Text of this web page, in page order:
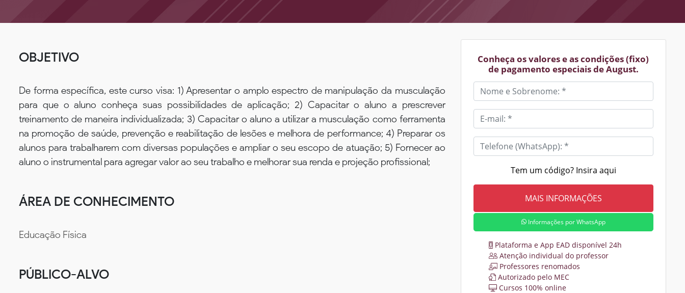
OBJETIVO
De forma específica, este curso visa: 1) Apresentar o amplo espectro de manipulação da musculação
para que o aluno conheça suas possibilidades de aplicação; 2) Capacitar o aluno a prescrever
treinamento de maneira individualizada; 3) Capacitar o aluno a utilizar a musculação como ferramenta
na promoção de saúde, prevenção e reabilitação de lesões e melhora de performance; 4) Preparar os
alunos para trabalharem com diversas populações e ampliar o seu escopo de atuação; 5) Fornecer ao
aluno o instrumental para agregar valor ao seu trabalho e melhorar sua renda e projeção profissional;
ÁREA DE CONHECIMENTO
Educação Física
PÚBLICO-ALVO
Conheça os valores e as condições (fixo)
de pagamento especiais de August.
Tem um código? Insira aqui
Informações por WhatsApp
Plataforma e App EAD disponível 24h
Atenção individual do professor
Professores renomados
Autorizado pelo MEC
Cursos 100% online